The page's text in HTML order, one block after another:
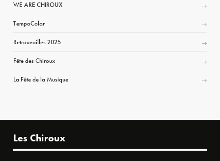
WE ARE CHIROUX
TempoColor
Retrouvailles 2025
Fête des Chiroux
La Fête de la Musique
Les Chiroux